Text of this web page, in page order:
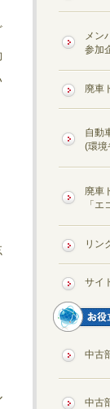
メン
参加
廃車
自動
(環境
廃車
「
リン
サイ
中古
中古